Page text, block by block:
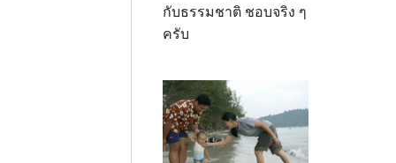
กับธรรมชาติ ชอบจริง ๆ
ครับ